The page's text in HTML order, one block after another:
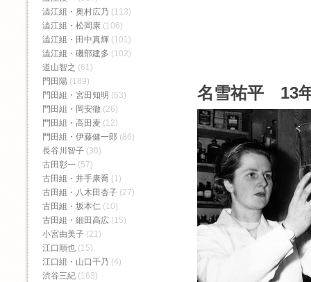
名雪祐平 13
澁江組・奥村広乃 (113)
澁江組・松岡康 (106)
澁江組・田中真輝 (101)
澁江組・磯部建多 (102)
道山智之 (61)
門田陽 (189)
門田組・宮田知明 (63)
門田組・岡安徹 (26)
門田組・高田麦 (12)
門田組・伊藤健一郎 (86)
長谷川智子 (30)
古田彰一 (57)
古田組・井手康喬 (1)
古田組・八木田杏子 (27)
古田組・坂本仁 (10)
古田組・細田高広 (15)
小宮由美子 (21)
江口順也 (15)
江口組・山口千乃 (4)
渋谷三紀 (163)